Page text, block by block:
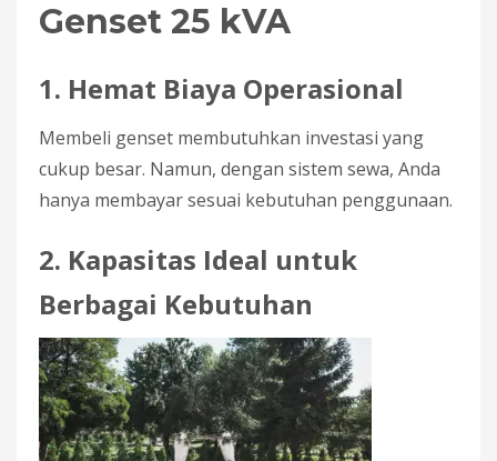
Genset 25 kVA
1. Hemat Biaya Operasional
Membeli genset membutuhkan investasi yang
cukup besar. Namun, dengan sistem sewa, Anda
hanya membayar sesuai kebutuhan penggunaan.
2. Kapasitas Ideal untuk
Berbagai Kebutuhan